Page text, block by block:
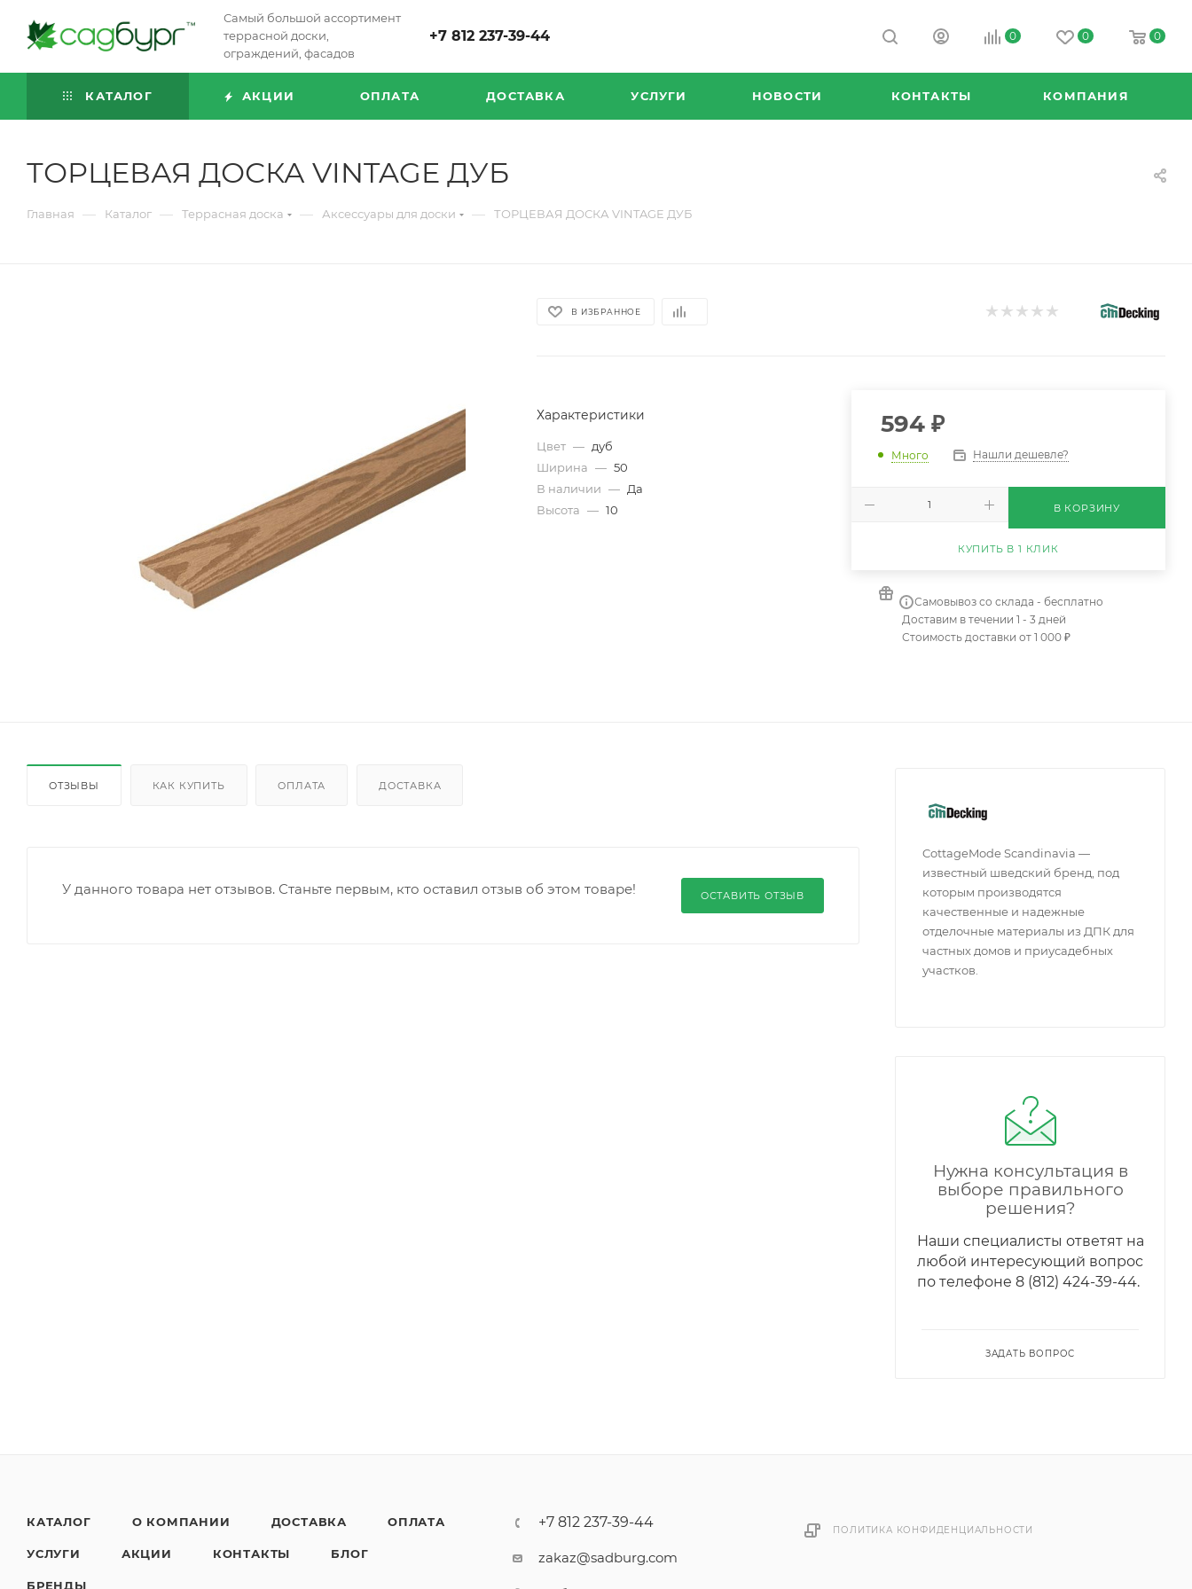
Самый большой ассортимент
террасной доски,
ограждений, фасадов
+7 812 237-39-44 0 0 0
КАТАЛОГ АКЦИИ ОПЛАТА ДОСТАВКА УСЛУГИ НОВОСТИ КОНТАКТЫ КОМПАНИЯ
ТОРЦЕВАЯ ДОСКА VINTAGE ДУБ
Главная — Каталог — Террасная доска — Аксессуары для доски — ТОРЦЕВАЯ ДОСКА VINTAGE ДУБ
В ИЗБРАННОЕ
Характеристики
Цвет — дуб
Ширина — 50
В наличии — Да
Высота — 10
594₽
Много Нашли дешевле?
В КОРЗИНУ
КУПИТЬ В 1 КЛИК
Самовывоз со склада - бесплатно
Доставим в течении 1 - 3 дней
Стоимость доставки от 1 000 ₽
ОТЗЫВЫ КАК КУПИТЬ ОПЛАТА ДОСТАВКА
ОСТАВИТЬ ОТЗЫВ
У данного товара нет отзывов. Станьте первым, кто оставил отзыв об этом товаре!
CottageMode Scandinavia —
известный шведский бренд, под
которым производятся
качественные и надежные
отделочные материалы из ДПК для
частных домов и приусадебных
участков.
Нужна консультация в
выборе правильного
решения?
Наши специалисты ответят на
любой интересующий вопрос
по телефонe 8 (812) 424-39-44.
ЗАДАТЬ ВОПРОС
КАТАЛОГ О КОМПАНИИ ДОСТАВКА ОПЛАТА
УСЛУГИ АКЦИИ КОНТАКТЫ БЛОГ
БРЕНДЫ
+7 812 237-39-44
zakaz@sadburg.com
ПОЛИТИКА КОНФИДЕНЦИАЛЬНОСТИ